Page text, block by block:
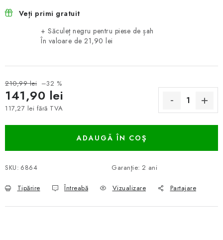
Veți primi gratuit
+ Săculeț negru pentru piese de șah
În valoare de 21,90 lei
210,99 lei –32 %
141,90 lei
117,27 lei fără TVA
ADAUGĂ ÎN COŞ
SKU: 6864 Garanţie: 2 ani
Tipărire Întreabă Vizualizare Partajare